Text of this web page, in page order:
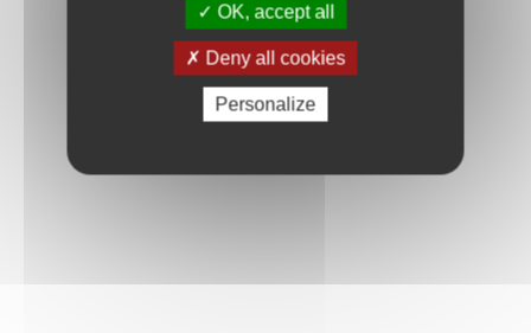
OK, accept all
Deny all cookies
Personalize